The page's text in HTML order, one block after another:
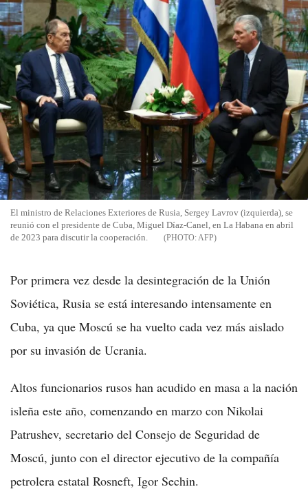
El ministro de Relaciones Exteriores de Rusia, Sergey Lavrov (izquierda), se
reunió con el presidente de Cuba, Miguel Díaz-Canel, en La Habana en abril
de 2023 para discutir la cooperación.
AFP
Por primera vez desde la desintegración de la Unión
Soviética, Rusia se está interesando intensamente en
Cuba, ya que Moscú se ha vuelto cada vez más aislado
por su invasión de Ucrania.
Altos funcionarios rusos han acudido en masa a la nación
isleña este año, comenzando en marzo con Nikolai
Patrushev, secretario del Consejo de Seguridad de
Moscú, junto con el director ejecutivo de la compañía
petrolera estatal Rosneft, Igor Sechin.